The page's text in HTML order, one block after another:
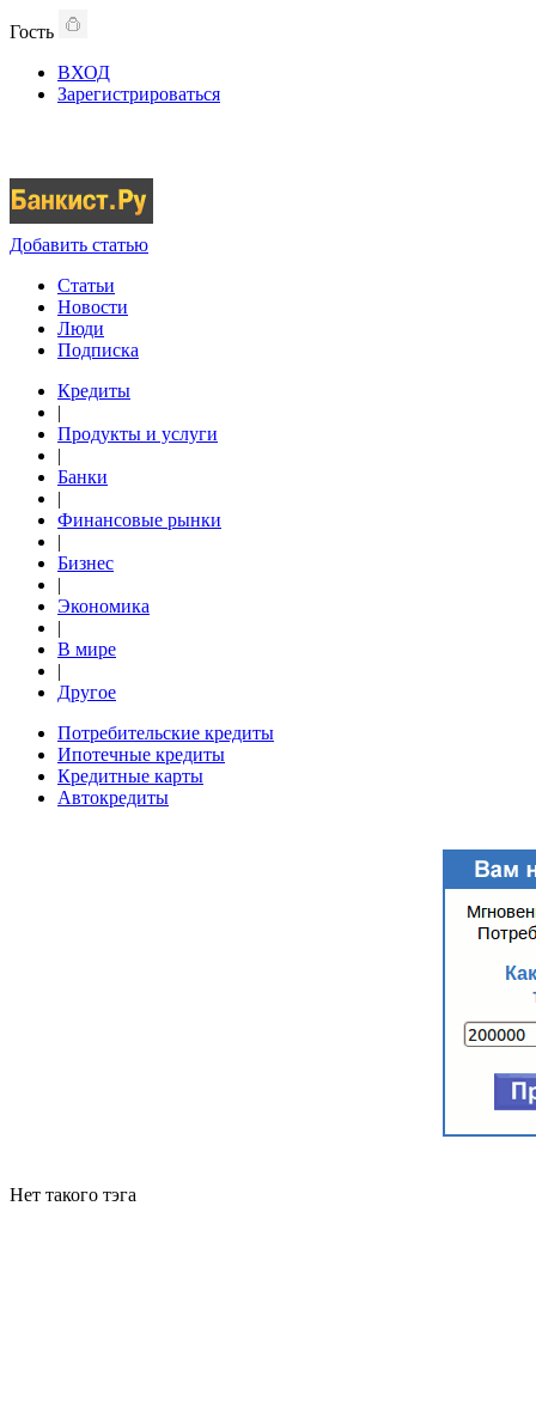
Гость
ВХОД
Зарегистрироваться
Добавить статью
Статьи
Новости
Люди
Подписка
Кредиты
|
Продукты и услуги
|
Банки
|
Финансовые рынки
|
Бизнес
|
Экономика
|
В мире
|
Другое
Потребительские кредиты
Ипотечные кредиты
Кредитные карты
Автокредиты
Нет такого тэга